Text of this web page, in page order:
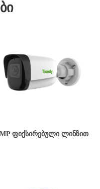
ᲤᲘᲥᲡᲘᲠᲔᲑᲣᲚᲘ ᲚᲘᲜᲖᲘᲗ